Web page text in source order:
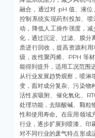
融合，通过对 pH 值、液位
控制系统实现药剂投加、
动，降低人工操作强度，
化，通过沉淀、过滤、膜分
质进行回收，提高资源利
级，改性聚丙烯、PPH 等
能得到提升，适用工况范围
从行业发展趋势观察，喷淋
变，面对成分复杂、污染物
活性炭吸附、催化氧化、
处理功能，去除酸碱、颗粒
性和使用寿命。在应用领域
行业，逐步扩展到喷漆、印
对不同行业的废气特点形成